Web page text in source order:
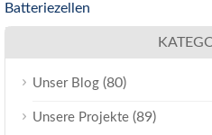
Batteriezellen
Unser Blog (80)
Unsere Projekte (89)